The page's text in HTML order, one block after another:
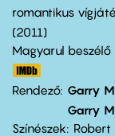
romantikus
2011
Magyarul beszélő
Rendező Garry
Garry
Színészek
Robert